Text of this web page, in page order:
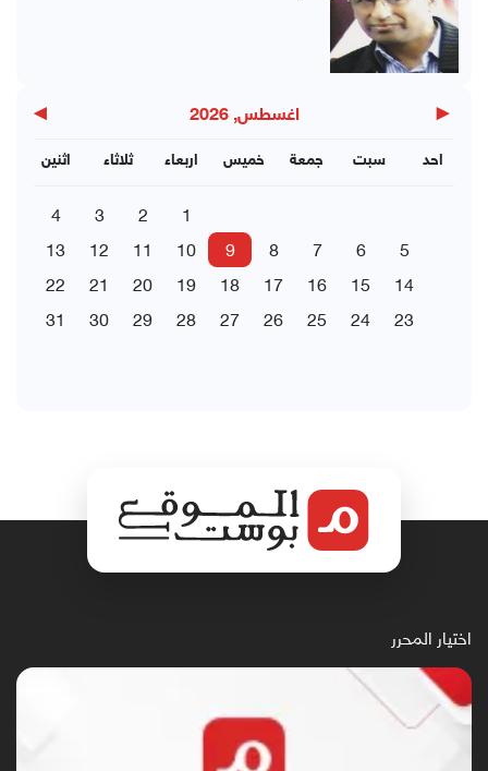
◀ اغسطس, 2026 ▶
اثنين ثلاثاء اربعاء خميس جمعة سبت احد
1
2
3
4
5
6
7
8
9
10
11
12
13
14
15
16
17
18
19
20
21
22
23
24
25
26
27
28
29
30
31
اختيار المحرر